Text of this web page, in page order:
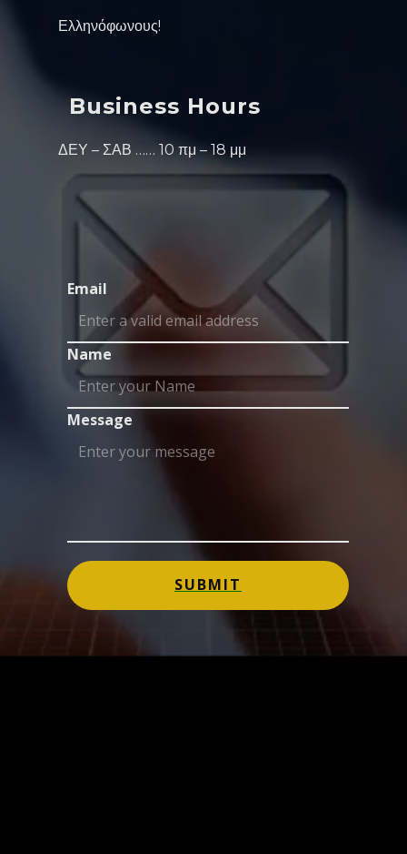
Ελληνόφωνους!
Business Hours
ΔΕΥ – ΣΑΒ …… 10 πμ – 18 μμ
Email
Name
Message
SUBMIT